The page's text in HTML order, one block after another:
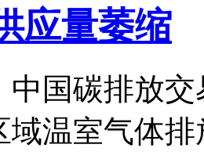
应量萎缩
中国碳排放交
域温室气体